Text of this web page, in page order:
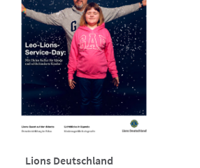
Lions Deutschland